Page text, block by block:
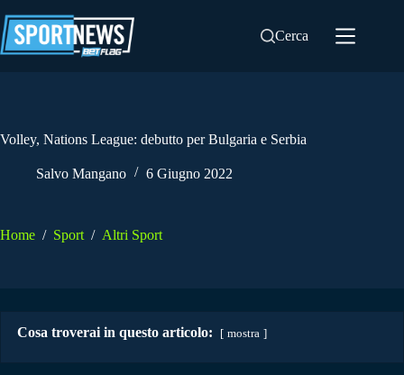
al
contenuto
Cerca
Volley, Nations League: debutto per Bulgaria e Serbia
Salvo Mangano 6 Giugno 2022
Home / Sport / Altri Sport
Cosa troverai in questo articolo: mostra